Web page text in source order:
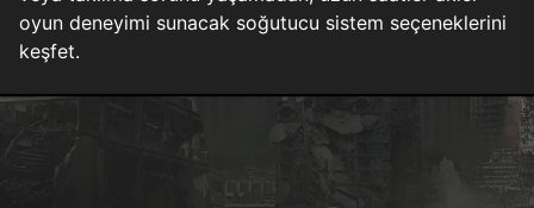
oyun deneyimi sunacak soğutucu sistem seçeneklerini
keşfet.